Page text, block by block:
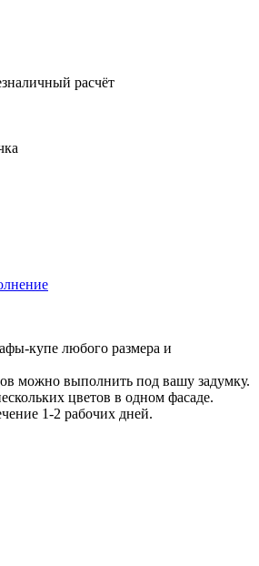
расчёт
купе любого размера и
можно выполнить под вашу задумку.
цветов в одном фасаде.
1-2 рабочих дней.